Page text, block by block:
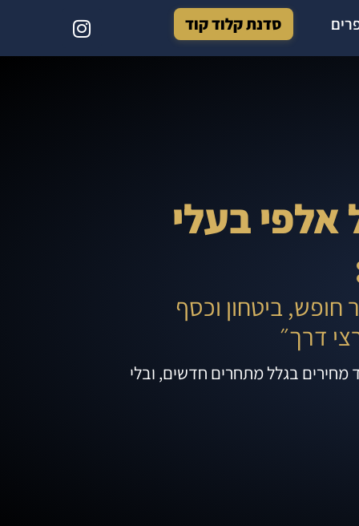
סדנת קלוד קוד
בעלי
חופש, ביטחון וכסף
דרך״
מחירים בגלל מתחרים חדשים, ובלי